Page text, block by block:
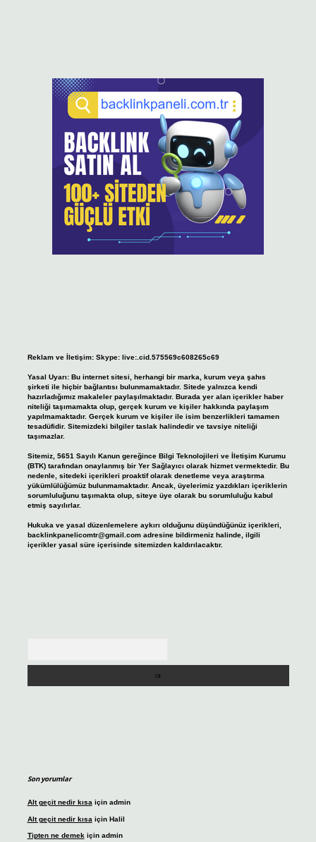
Reklam ve İletişim: Skype: live:.cid.575569c608265c69
Yasal Uyarı: Bu internet sitesi, herhangi bir marka, kurum veya şahıs
şirketi ile hiçbir bağlantısı bulunmamaktadır. Sitede yalnızca kendi
hazırladığımız makaleler paylaşılmaktadır. Burada yer alan içerikler haber
niteliği taşımamakta olup, gerçek kurum ve kişiler hakkında paylaşım
yapılmamaktadır. Gerçek kurum ve kişiler ile isim benzerlikleri tamamen
tesadüfidir. Sitemizdeki bilgiler taslak halindedir ve tavsiye niteliği
taşımazlar.
Sitemiz, 5651 Sayılı Kanun gereğince Bilgi Teknolojileri ve İletişim Kurumu
(BTK) tarafından onaylanmış bir Yer Sağlayıcı olarak hizmet vermektedir. Bu
nedenle, sitedeki içerikleri proaktif olarak denetleme veya araştırma
yükümlülüğümüz bulunmamaktadır. Ancak, üyelerimiz yazdıkları içeriklerin
sorumluluğunu taşımakta olup, siteye üye olarak bu sorumluluğu kabul
etmiş sayılırlar.
Hukuka ve yasal düzenlemelere aykırı olduğunu düşündüğünüz içerikleri,
backlinkpanelicomtr@gmail.comadresine bildirmeniz halinde, ilgili
içerikler yasal süre içerisinde sitemizden kaldırılacaktır.
Son yorumlar
Alt geçit nedir kısa için admin
Alt geçit nedir kısa için Halil
Tipten ne demekiçin admin